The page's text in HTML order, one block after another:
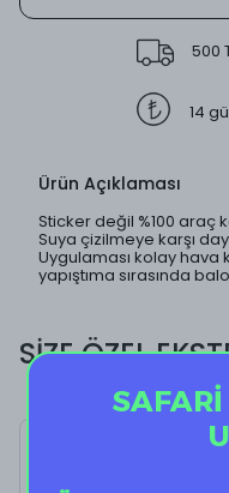
500
14
Ürün Açıklaması
Sticker değil %100 araç
Suya çizilmeye karşı
Uygulaması kolay hava
yapıştıma sırasında
SİZE ÖZEL